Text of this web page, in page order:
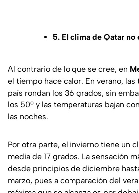
5. El clima de Qatar no
Al contrario de lo que se cree, en
el tiempo hace calor. En verano,
país rondan los 36 grados, sin
los 50º y las temperaturas bajan
las noches.
Por otra parte, el invierno tiene un
media de 17 grados. La sensación
desde principios de diciembre
marzo, pues a comparación del